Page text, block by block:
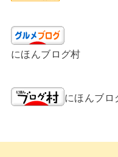
にほんブログ村
にほんブロ